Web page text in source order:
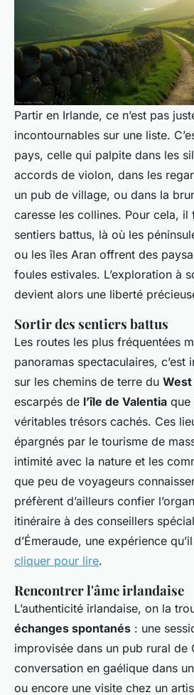
Partir en Irlande, ce n’est pas
incontournables sur une liste.
pays, celle qui palpite dans les
accords de violon, dans les
un pub de village, ou dans la
caresse les collines. Pour cela,
sentiers battus, là où les
ou les îles Aran offrent des
foules estivales. L’exploration à
devient alors une liberté
Sortir des sentiers battus
Les routes les plus fréquentées
panoramas spectaculaires, c’est
sur les chemins de terre du
escarpés de l’île de Valentia que
véritables trésors cachés. Ces
épargnés par le tourisme de
intimité avec la nature et les
que peu de voyageurs
préfèrent d’ailleurs confier
itinéraire à des conseillers
d’Émeraude, une expérience
cliquer pour lire.
Rencontrer l'âme irlandaise
L’authenticité irlandaise, on la
échanges spontanés : une
improvisée dans un pub rural de
conversation en gaélique dans
ou encore une visite chez un